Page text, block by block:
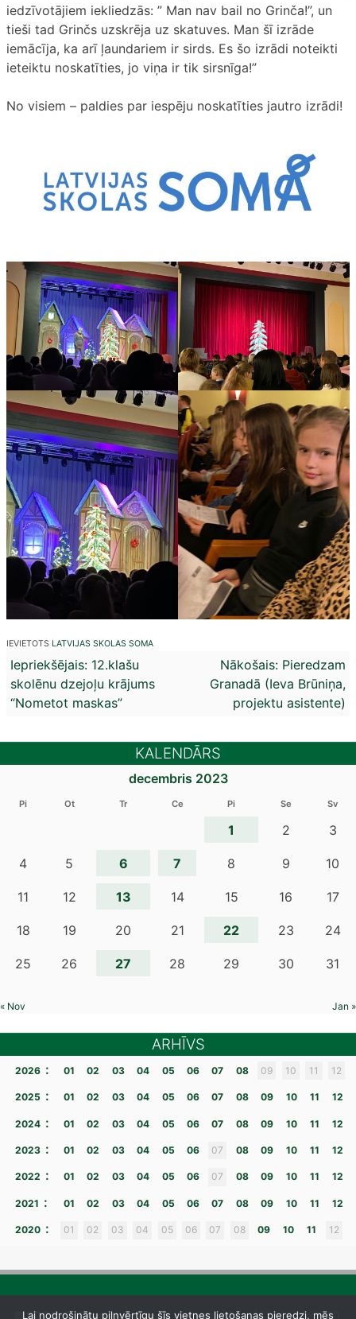
iedzīvotājiem iekliedzās: ” Man nav bail no Grinča!”, un
tieši tad Grinčs uzskrēja uz skatuves. Man šī izrāde
iemācīja, ka arī ļaundariem ir sirds. Es šo izrādi noteikti
ieteiktu noskatīties, jo viņa ir tik sirsnīga!”
No visiem – paldies par iespēju noskatīties jautro izrādi!
IEVIETOTS LATVIJAS SKOLAS SOMA
Ziņu
izvēlne
Iepriekšējais: 12.klašu
skolēnu dzejoļu krājums
“Nometot maskas”
Nākošais: Pieredzam
Granadā (Ieva Brūniņa,
projektu asistente)
KALENDĀRS
decembris 2023
Pi Ot Tr Ce Pi Se Sv
1 2 3
4 5 6 7 8 9 10
11 12 13 14 15 16 17
18 19 20 21 22 23 24
25 26 27 28 29 30 31
« Nov Jan »
ARHĪVS
2026 : 01 02 03 04 05 06 07 08 09 10 11 12
2025 : 01 02 03 04 05 06 07 08 09 10 11 12
2024 : 01 02 03 04 05 06 07 08 09 10 11 12
2023 : 01 02 03 04 05 06 07 08 09 10 11 12
2022 : 01 02 03 04 05 06 07 08 09 10 11 12
2021 : 01 02 03 04 05 06 07 08 09 10 11 12
2020 : 01 02 03 04 05 06 07 08 09 10 11 12
©2026 Gulbenes novada vidusskola– [Skolas iela 10,
Lai nodrošinātu pilnvērtīgu šīs vietnes lietošanas pieredzi, mēs